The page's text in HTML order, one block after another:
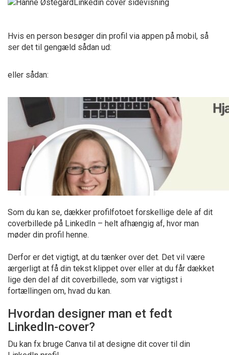
Hvis en person besøger din profil via appen på mobil, så
ser det til gengæld sådan ud:
eller sådan:
Som du kan se, dækker profilfotoet forskellige dele af dit
coverbillede på LinkedIn – helt afhængig af, hvor man
møder din profil henne.
Derfor er det vigtigt, at du tænker over det. Det vil være
ærgerligt at få din tekst klippet over eller at du får dækket
lige den del af dit coverbillede, som var vigtigst i
fortællingen om, hvad du kan.
Hvordan designer man et fedt
LinkedIn-cover?
Du kan fx bruge Canva til at designe dit cover til din